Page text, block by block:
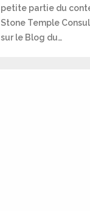
petite partie du
Stone Temple
sur le Blog du…